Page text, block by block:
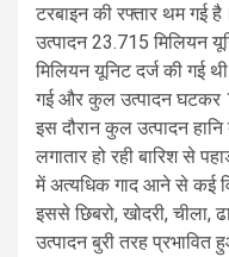
टरबाइन की रफ्तार थम गई
उत्पादन 23.715 मिलियन
मिलियन यूनिट दर्ज की गई
गई और कुल उत्पादन घटकर
इस दौरान कुल उत्पादन
लगातार हो रही बारिश से
में अत्यधिक गाद आने से कई
इससे छिबरो, खोदरी, चीला,
उत्पादन बुरी तरह प्रभावित